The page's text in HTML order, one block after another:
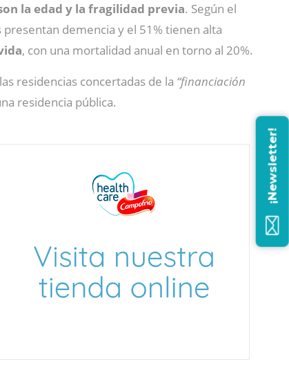
la edad y la fragilidad previa. Según el
demencia y el 51% tienen alta
, con una mortalidad anual en torno al 20%.
residencias concertadas de la “financiación
residencia pública.
¡Newsletter!